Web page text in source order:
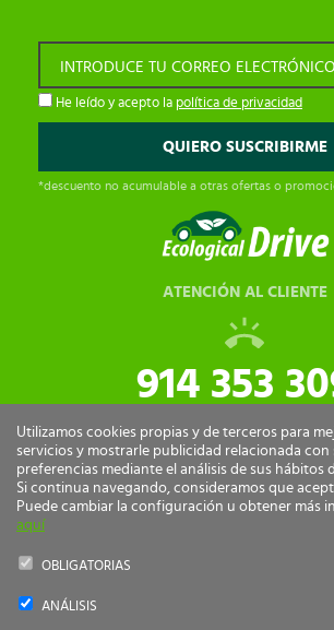
INTRODUCE TU CORREO ELECTRÓNICO
He leído y acepto la política de privacidad
*descuento no acumulable a otras ofertas o
ATENCIÓN AL CLIENTE
914 353
Utilizamos cookies propias y de terceros para
servicios y mostrarle publicidad relacionada con
preferencias mediante el análisis de sus hábitos
Si continua navegando, consideramos que
Puede cambiar la configuración u obtener más
aquí
OBLIGATORIAS
ANÁLISIS